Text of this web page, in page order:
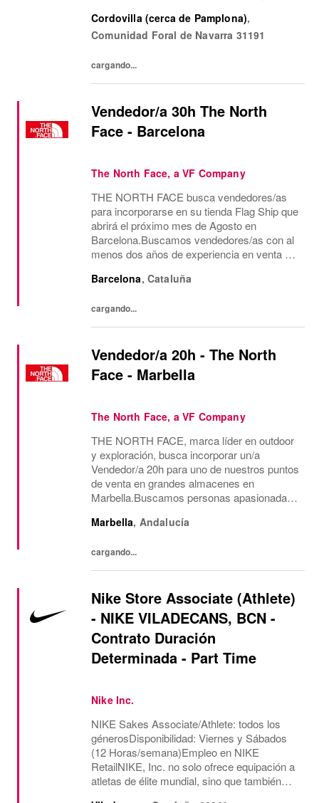
Primeras marcas, calidad, variedad y moda
a...
Cordovilla (cerca de Pamplona),
Comunidad Foral de Navarra 31191
cargando...
Vendedor/a 30h The North
Face - Barcelona
The North Face, a VF Company
THE NORTH FACE busca vendedores/as
para incorporarse en su tienda Flag Ship que
abrirá el próximo mes de Agosto en
Barcelona.Buscamos vendedores/as con al
menos dos años de experiencia en venta de
comerciales, recepción de mercancía,
Barcelona, Cataluña
cargando...
Vendedor/a 20h - The North
Face - Marbella
The North Face, a VF Company
THE NORTH FACE, marca líder en outdoor
y exploración, busca incorporar un/a
Vendedor/a 20h para uno de nuestros puntos
de venta en grandes almacenes en
Marbella.Buscamos personas apasionadas
resultados y ganas de formar parte de un
Marbella, Andalucía
cargando...
Nike Store Associate (Athlete)
- NIKE VILADECANS, BCN -
Contrato Duración
Determinada - Part Time
Nike Inc.
NIKE Sakes Associate/Athlete: todos los
génerosDisponibilidad: Viernes y Sábados
(12 Horas/semana)Empleo en NIKE
RetailNIKE, Inc. no solo ofrece equipación a
atletas de élite mundial, sino que también